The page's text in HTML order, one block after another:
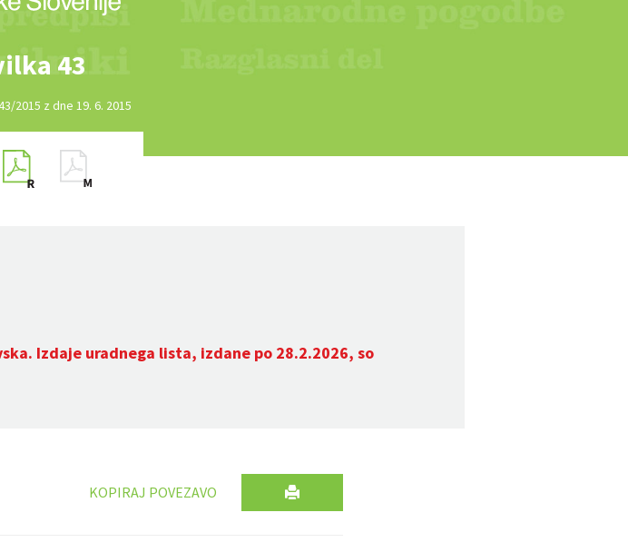
43
2015 z dne 19. 6. 2015
Izdaje uradnega lista, izdane po 28.2.2026, so
KOPIRAJ POVEZAVO